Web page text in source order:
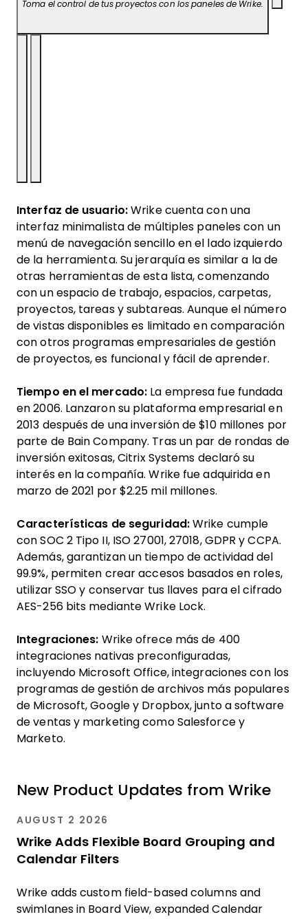
Toma el control de tus proyectos con los paneles de Wrike.
Interfaz de usuario: Wrike cuenta con una
interfaz minimalista de múltiples paneles con un
menú de navegación sencillo en el lado izquierdo
de la herramienta. Su jerarquía es similar a la de
otras herramientas de esta lista, comenzando
con un espacio de trabajo, espacios, carpetas,
proyectos, tareas y subtareas. Aunque el número
de vistas disponibles es limitado en comparación
con otros programas empresariales de gestión
de proyectos, es funcional y fácil de aprender.
Tiempo en el mercado: La empresa fue fundada
en 2006. Lanzaron su plataforma empresarial en
2013 después de una inversión de $10 millones por
parte de Bain Company. Tras un par de rondas de
inversión exitosas, Citrix Systems declaró su
interés en la compañía. Wrike fue adquirida en
marzo de 2021 por $2.25 mil millones.
Características de seguridad:Wrike cumple
con SOC 2 Tipo II, ISO 27001, 27018, GDPR y CCPA.
Además, garantizan un tiempo de actividad del
99.9%, permiten crear accesos basados en roles,
utilizar SSO y conservar tus llaves para el cifrado
AES-256 bits mediante Wrike Lock.
Integraciones: Wrike ofrece más de 400
integraciones nativas preconfiguradas,
incluyendo Microsoft Office, integraciones con los
programas de gestión de archivos más populares
de Microsoft, Google y Dropbox, junto a software
de ventas y marketing como Salesforce y
Marketo.
New Product Updates from Wrike
AUGUST 2 2026
Wrike Adds Flexible Board Grouping and
Calendar Filters
Wrike adds custom field-based columns and
swimlanes in Board View, expanded Calendar